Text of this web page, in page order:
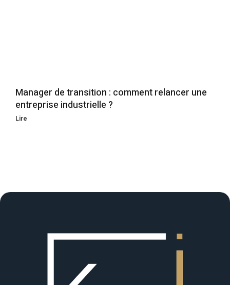
Manager de transition : comment relancer une
entreprise industrielle ?
Lire